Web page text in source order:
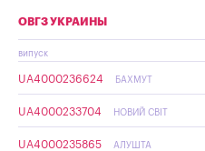
ОВГЗ УКРАИНЫ
випуск
UA4000236624 БАХМУТ
UA4000233704 НОВИЙ СВІТ
UA4000235865 АЛУШТА